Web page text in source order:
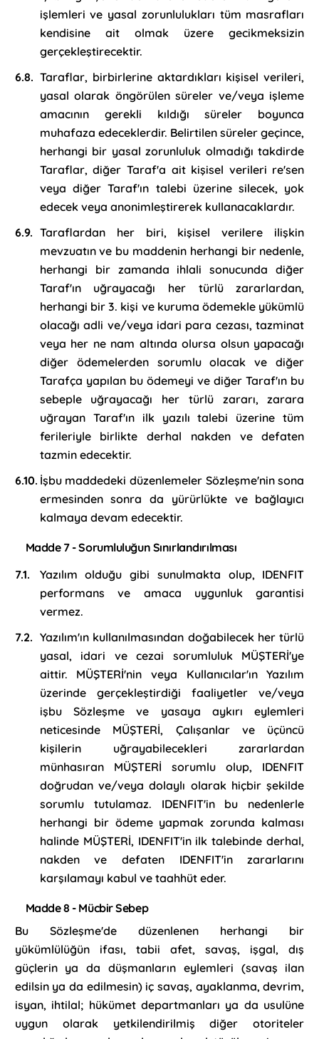
işlemleri ve yasal zorunlulukları tüm masrafları
kendisine ait olmak üzere gecikmeksizin
gerçekleştirecektir.
Taraflar, birbirlerine aktardıkları kişisel verileri,
yasal olarak öngörülen süreler ve/veya işleme
amacının gerekli kıldığı süreler boyunca
muhafaza edeceklerdir. Belirtilen süreler geçince,
herhangi bir yasal zorunluluk olmadığı takdirde
Taraflar, diğer Taraf'a ait kişisel verileri re'sen
veya diğer Taraf'ın talebi üzerine silecek, yok
edecek veya anonimleştirerek kullanacaklardır.
Taraflardan her biri, kişisel verilere ilişkin
mevzuatın ve bu maddenin herhangi bir nedenle,
herhangi bir zamanda ihlali sonucunda diğer
Taraf'ın uğrayacağı her türlü zararlardan,
herhangi bir 3. kişi ve kuruma ödemekle yükümlü
olacağı adli ve/veya idari para cezası, tazminat
veya her ne nam altında olursa olsun yapacağı
diğer ödemelerden sorumlu olacak ve diğer
Tarafça yapılan bu ödemeyi ve diğer Taraf'ın bu
sebeple uğrayacağı her türlü zararı, zarara
uğrayan Taraf'ın ilk yazılı talebi üzerine tüm
ferileriyle birlikte derhal nakden ve defaten
tazmin edecektir.
İşbu maddedeki düzenlemeler Sözleşme'nin sona
ermesinden sonra da yürürlükte ve bağlayıcı
kalmaya devam edecektir.
Madde 7 - Sorumluluğun Sınırlandırılması
Yazılım olduğu gibi sunulmakta olup, IDENFIT
performans ve amaca uygunluk garantisi
vermez.
Yazılım'ın kullanılmasından doğabilecek her türlü
yasal, idari ve cezai sorumluluk MÜŞTERİ'ye
aittir. MÜŞTERİ'nin veya Kullanıcılar'ın Yazılım
üzerinde gerçekleştirdiği faaliyetler ve/veya
işbu Sözleşme ve yasaya aykırı eylemleri
neticesinde MÜŞTERİ, Çalışanlar ve üçüncü
kişilerin uğrayabilecekleri zararlardan
münhasıran MÜŞTERİ sorumlu olup, IDENFIT
doğrudan ve/veya dolaylı olarak hiçbir şekilde
sorumlu tutulamaz. IDENFIT'in bu nedenlerle
herhangi bir ödeme yapmak zorunda kalması
halinde MÜŞTERİ, IDENFIT'in ilk talebinde derhal,
nakden ve defaten IDENFIT'in zararlarını
karşılamayı kabul ve taahhüt eder.
Madde 8 - Mücbir Sebep
Bu Sözleşme'de düzenlenen herhangi bir
yükümlülüğün ifası, tabii afet, savaş, işgal, dış
güçlerin ya da düşmanların eylemleri (savaş ilan
edilsin ya da edilmesin) iç savaş, ayaklanma, devrim,
isyan, ihtilal; hükümet departmanları ya da usulüne
uygun olarak yetkilendirilmiş diğer otoriteler